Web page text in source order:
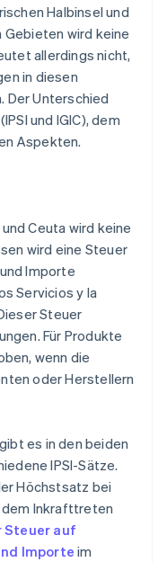
Halbinsel und
wird keine
allerdings nicht,
in diesen
Der Unterschied
und IGIC), dem
Aspekten.
Ceuta wird keine
wird eine Steuer
Importe
Servicios y la
Steuer
Für Produkte
wenn die
oder Herstellern
es in den beiden
IPSI-Sätze.
Höchstsatz bei
dem Inkrafttreten
Steuer auf
Importe im